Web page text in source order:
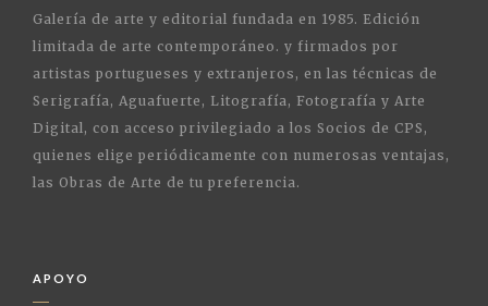
Galería de arte y editorial fundada en 1985. Edición
limitada de arte contemporáneo. y firmados por
artistas portugueses y extranjeros, en las técnicas de
Serigrafía, Aguafuerte, Litografía, Fotografía y Arte
Digital, con acceso privilegiado a los Socios de CPS,
quienes elige periódicamente con numerosas ventajas,
las Obras de Arte de tu preferencia.
APOYO